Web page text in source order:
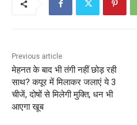
Previous article
मेहनत के बाद भी तंगी नहीं छोड़ रही
साथ? कपूर में मिलाकर जलाएं ये 3
चीजें, दोषों से मिलेगी मुक्ति, धन भी
आएगा खूब